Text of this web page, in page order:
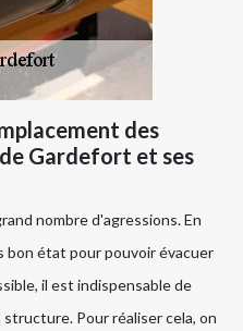
des
Gardefort et ses
nombre d'agressions. En
état pour pouvoir évacuer
il est indispensable de
Pour réaliser cela, on